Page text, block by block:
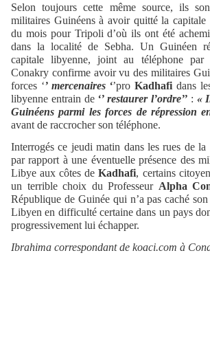
Selon toujours cette même source, ils
militaires Guinéens à avoir quitté la capitale
du mois pour Tripoli d’où ils ont été
dans la localité de Sebha. Un Guinéen
capitale libyenne, joint au téléphone par
Conakry confirme avoir vu des militaires
forces ‘’ mercenaires ‘’proKadhafi dans
libyenne entrain de ‘’ restaurer l’ordre’’: «
Guinéens parmi les forces de répression
avant de raccrocher son téléphone.
Interrogés ce jeudi matin dans les rues de la
par rapport à une éventuelle présence des
Libye aux côtes deKadhafi, certains
un terrible choix du Professeur Alpha
République de Guinée qui n’a pas caché
Libyen en difficulté certaine dans un pays
progressivement lui échapper.
Ibrahima correspondant de koaci.com à